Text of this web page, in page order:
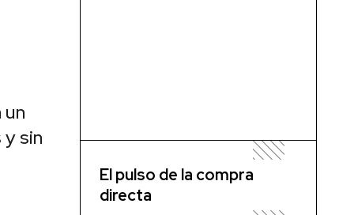
sin
El pulso de la compra
directa